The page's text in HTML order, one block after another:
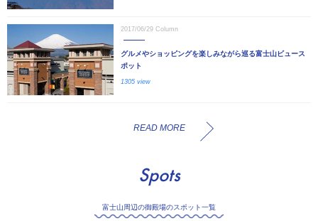
2017/06/29 Column
グルメやショッピングを楽しみながら巡る富士山ビュース
ポット
1305 view
READ MORE
Spots
富士山周辺の御殿場のスポット一覧